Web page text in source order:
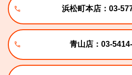
浜松町本店：03-
青山店：03-